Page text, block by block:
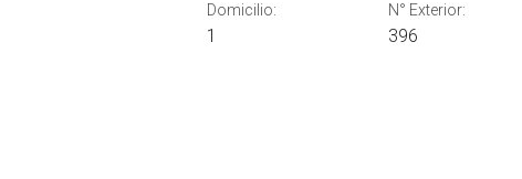
Domicilio:
1
N° Exterior:
396